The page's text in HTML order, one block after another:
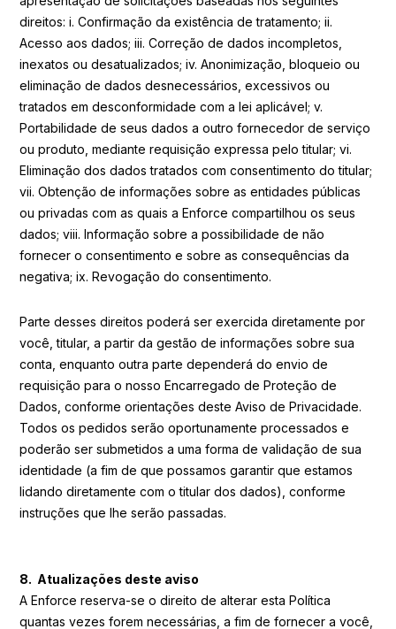
direitos: i. Confirmação da existência de tratamento; ii.
Acesso aos dados; iii. Correção de dados incompletos,
inexatos ou desatualizados; iv. Anonimização, bloqueio ou
eliminação de dados desnecessários, excessivos ou
tratados em desconformidade com a lei aplicável; v.
Portabilidade de seus dados a outro fornecedor de serviço
ou produto, mediante requisição expressa pelo titular; vi.
Eliminação dos dados tratados com consentimento do titular;
vii. Obtenção de informações sobre as entidades públicas
ou privadas com as quais a Enforce compartilhou os seus
dados; viii. Informação sobre a possibilidade de não
fornecer o consentimento e sobre as consequências da
negativa; ix. Revogação do consentimento.
Parte desses direitos poderá ser exercida diretamente por
você, titular, a partir da gestão de informações sobre sua
conta, enquanto outra parte dependerá do envio de
requisição para o nosso Encarregado de Proteção de
Dados, conforme orientações deste Aviso de Privacidade.
Todos os pedidos serão oportunamente processados e
poderão ser submetidos a uma forma de validação de sua
identidade (a fim de que possamos garantir que estamos
lidando diretamente com o titular dos dados), conforme
instruções que lhe serão passadas.
8. Atualizações deste aviso
A Enforce reserva-se o direito de alterar esta Política
quantas vezes forem necessárias, a fim de fornecer a você,